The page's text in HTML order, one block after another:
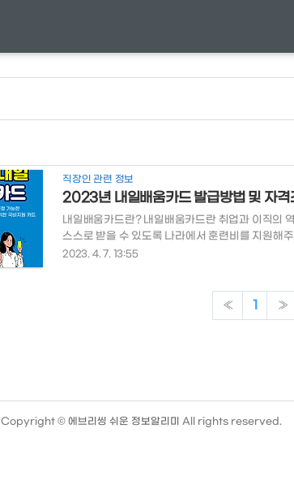
직장인 관련 정보
2023년 내일배움카드 발급방법 및 자격
내일배움카드란? 내일배움카드란 취업과 이직의
스스로 받을 수 있도록 나라에서 훈련비를 지원해
누구나 업무역량을 향상 시키고 싶은 분들이라면
100% 국민 취업 지원제도 Ⅱ 50% ~ 85% 근료
2023. 4. 7. 13:55
« 1 »
Copyright © 에브리씽 쉬운 정보알리미 All rights reserved.